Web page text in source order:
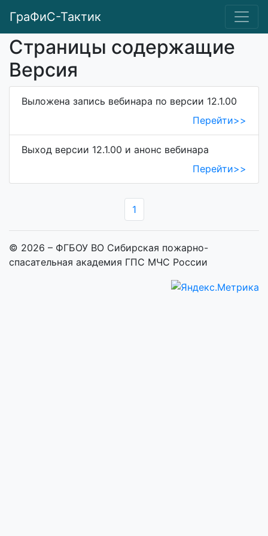
ГраФиС-Тактик
Страницы содержащие
Версия
Выложена запись вебинара по версии 12.1.00
Перейти>>
Выход версии 12.1.00 и анонс вебинара
Перейти>>
1
© 2026 – ФГБОУ ВО Сибирская пожарно-
спасательная академия ГПС МЧС России